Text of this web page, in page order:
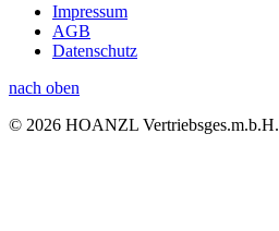
Impressum
AGB
Datenschutz
nach oben
© 2026 HOANZL Vertriebsges.m.b.H.